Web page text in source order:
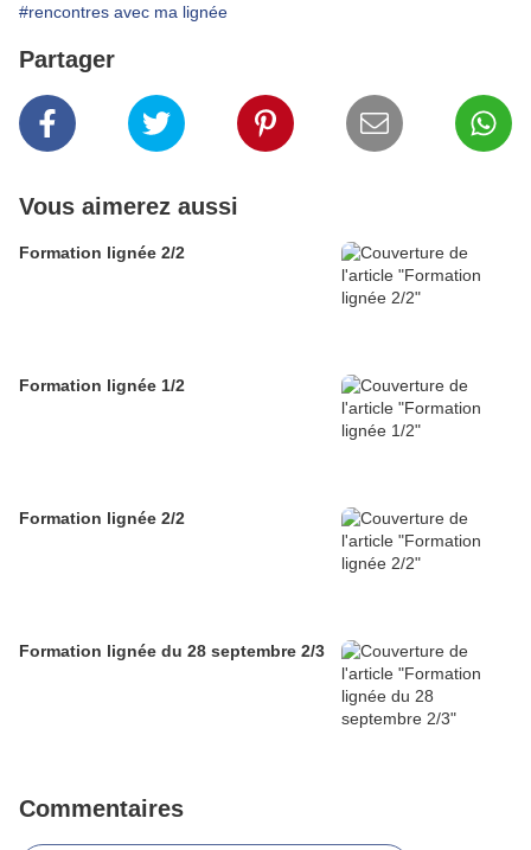
#rencontres avec ma lignée
Partager
Vous aimerez aussi
Formation lignée 2/2
Formation lignée 1/2
Formation lignée 2/2
Formation lignée du 28 septembre 2/3
Commentaires